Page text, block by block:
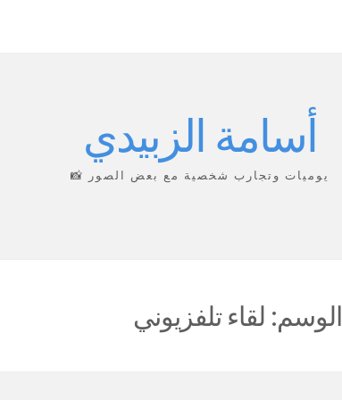
أسامة الزبيدي
يوميات وتجارب شخصية مع بعض الصور 📸
الوسم: لقاء تلفزيوني